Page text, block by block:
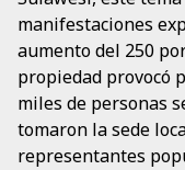
manifestaciones
aumento del 250
propiedad provocó
miles de personas
tomaron la sede
representantes